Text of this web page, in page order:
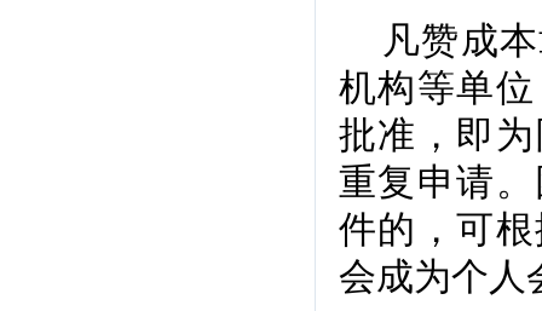
凡赞成
机构等单
批准，即
重复申请
件的，可
会成为个人